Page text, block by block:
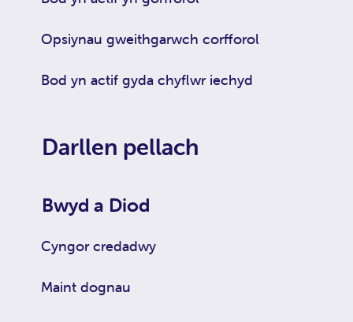
Opsiynau gweithgarwch corfforol
Bod yn actif gyda chyflwr iechyd
Darllen pellach
Bwyd a Diod
Cyngor credadwy
Maint dognau